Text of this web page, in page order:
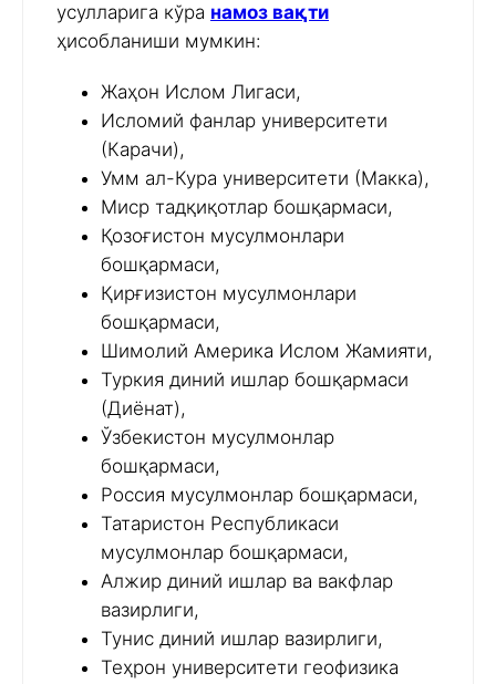
усулларига кўра намоз вақти
ҳисобланиши мумкин:
Жаҳон Ислом Лигаси,
Исломий фанлар университети
(Карачи),
Умм ал-Кура университети (Макка),
Миср тадқиқотлар бошқармаси,
Қозоғистон мусулмонлари
бошқармаси,
Қирғизистон мусулмонлари
бошқармаси,
Шимолий Америка Ислом Жамияти,
Туркия диний ишлар бошқармаси
(Диёнат),
Ўзбекистон мусулмонлар
бошқармаси,
Россия мусулмонлар бошқармаси,
Татаристон Республикаси
мусулмонлар бошқармаси,
Алжир диний ишлар ва вакфлар
вазирлиги,
Тунис диний ишлар вазирлиги,
Теҳрон университети геофизика